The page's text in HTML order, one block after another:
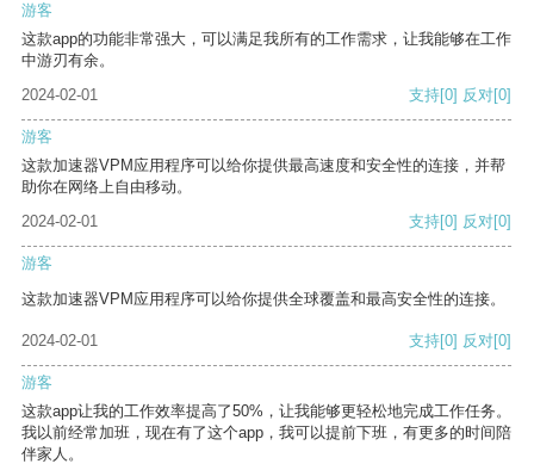
游客
这款app的功能非常强大，可以满足我所有的工作需求，让我能够在工作
中游刃有余。
2024-02-01
支持[0] 反对[0]
游客
这款加速器VPM应用程序可以给你提供最高速度和安全性的连接，并帮
助你在网络上自由移动。
2024-02-01
支持[0] 反对[0]
游客
这款加速器VPM应用程序可以给你提供全球覆盖和最高安全性的连接。
2024-02-01 支持[0] 反对[0]
游客
这款app让我的工作效率提高了50%，让我能够更轻松地完成工作任务。
我以前经常加班，现在有了这个app，我可以提前下班，有更多的时间陪
伴家人。